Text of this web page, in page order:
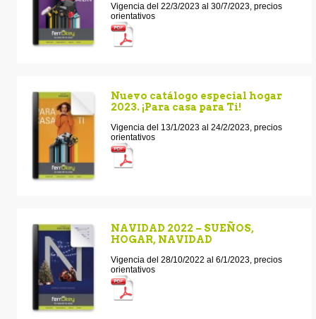
Vigencia del 22/3/2023 al 30/7/2023, precios
orientativos
Nuevo catálogo especial hogar
2023. ¡Para casa para Ti!
Vigencia del 13/1/2023 al 24/2/2023, precios
orientativos
NAVIDAD 2022 – SUEÑOS,
HOGAR, NAVIDAD
Vigencia del 28/10/2022 al 6/1/2023, precios
orientativos